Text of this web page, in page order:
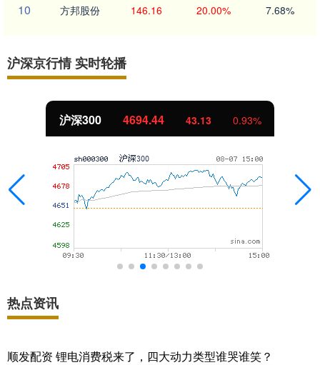
10 方邦股份 146.16 20.00% 7.68%
沪深京行情 实时轮播
北证50 1134.24 11.37 1.01%
热点资讯
顺发配资 锂电消费税来了，四大动力类型谁哭谁笑？